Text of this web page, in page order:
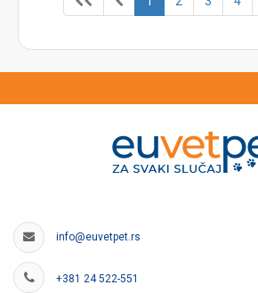
info@euvetpet.rs
+381 24 522-551